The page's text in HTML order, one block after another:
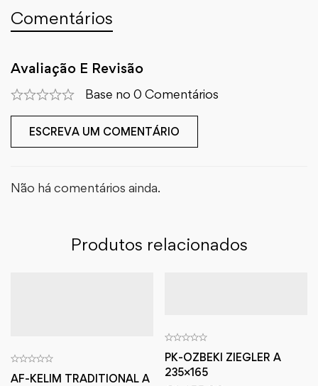
Comentários
Avaliação E Revisão
Base no 0 Comentários
ESCREVA UM COMENTÁRIO
Não há comentários ainda.
Produtos relacionados
AF-KELIM TRADITIONAL A
PK-OZBEKI ZIEGLER A
235×165